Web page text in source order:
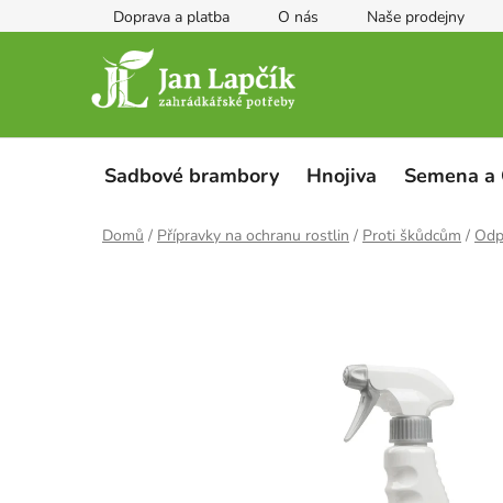
na
Doprava a platba O nás Naše prodejny
Sadbové brambory Hnojiva Semena a
Domů / Přípravky na ochranu rostlin / Proti škůdcům /